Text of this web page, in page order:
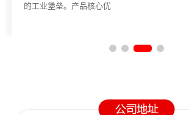
的工业堡垒。产品核心优